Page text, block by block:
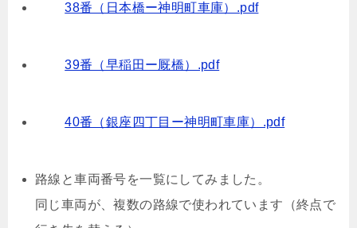
38番（日本橋ー神明町車庫）.pdf
39番（早稲田ー厩橋）.pdf
40番（銀座四丁目ー神明町車庫）.pdf
路線と車両番号を一覧にしてみました。
同じ車両が、複数の路線で使われています（終点で